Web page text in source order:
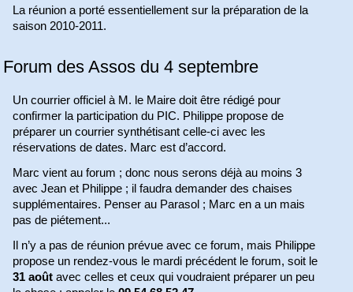
La réunion a porté essentiellement sur la préparation de la
saison 2010-2011.
Forum des Assos du 4 septembre
Un courrier officiel à M. le Maire doit être rédigé pour
confirmer la participation du PIC. Philippe propose de
préparer un courrier synthétisant celle-ci avec les
réservations de dates. Marc est d’accord.
Marc vient au forum ; donc nous serons déjà au moins 3
avec Jean et Philippe ; il faudra demander des chaises
supplémentaires. Penser au Parasol ; Marc en a un mais
pas de piétement...
Il n’y a pas de réunion prévue avec ce forum, mais Philippe
propose un rendez-vous le mardi précédent le forum, soit le
31 août avec celles et ceux qui voudraient préparer un peu